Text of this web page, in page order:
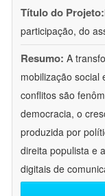
Título do Projeto:
participação, do
Resumo: A
mobilização social
conflitos são
democracia, o
produzida por
direita populista e
digitais de